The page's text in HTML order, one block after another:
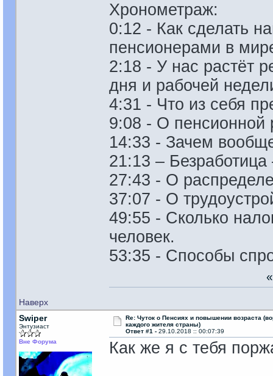
Хронометраж:
0:12 - Как сделать
пенсионерами в
2:18 - У нас растёт
дня и рабочей
4:31 - Что из себя
9:08 - О
14:33 - Зачем
21:13 –
27:43 - О
37:07 - О
49:55 - Сколько
человек.
53:35 - Способы
Наверх
Swiper
Энтузиаст
Вне Форума
Re: Чуток о Пенсиях и повышении возраста
каждого жителя страны)
Ответ #1 - 29.10.2018 :: 00:07:39
Как же я с тебя